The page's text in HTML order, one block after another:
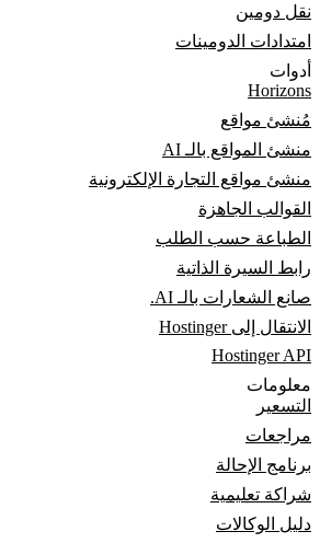
نقل دومين
امتدادات الدومينات
أدوات
Horizons
مُنشئ مواقع
منشئ المواقع بالـ AI
منشئ مواقع التجارة الإلكترونية
القوالب الجاهزة
الطباعة حسب الطلب
رابط السيرة الذاتية
صانع الشعارات بالـ AI.
الانتقال إلى Hostinger
Hostinger API
معلومات
التسعير
مراجعات
برنامج الإحالة
شراكة تعليمية
دليل الوكالات